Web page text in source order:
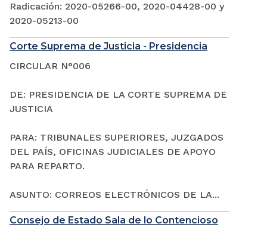
Radicación: 2020-05266-00, 2020-04428-00 y
2020-05213-00
Corte Suprema de Justicia - Presidencia
CIRCULAR N°006
DE: PRESIDENCIA DE LA CORTE SUPREMA DE
JUSTICIA
PARA: TRIBUNALES SUPERIORES, JUZGADOS
DEL PAÍS, OFICINAS JUDICIALES DE APOYO
PARA REPARTO.
ASUNTO: CORREOS ELECTRÓNICOS DE LA...
Consejo de Estado Sala de lo Contencioso